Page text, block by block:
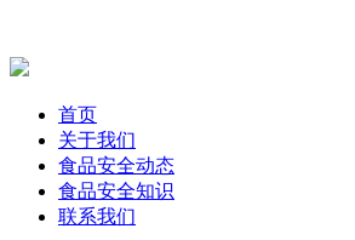
首页
关于我们
食品安全动态
食品安全知识
联系我们